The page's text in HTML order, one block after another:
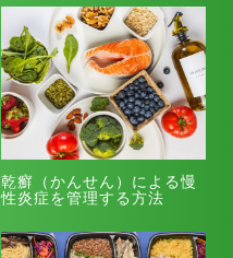
乾癬（かんせん）による慢
性炎症を管理する方法